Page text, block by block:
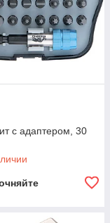
с адаптером, 30